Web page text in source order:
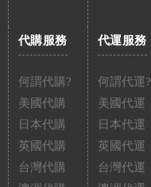
代購服務
何謂代購?
美國代購
日本代購
英國代購
台灣代購
代運服務
何謂代運?
美國代運
日本代運
英國代運
台灣代運